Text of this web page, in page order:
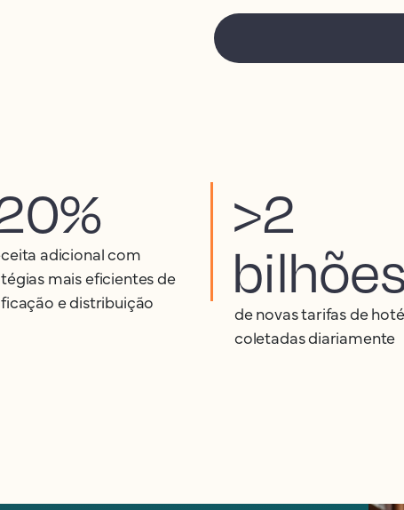
adicional com
mais eficientes de
e distribuição
>2
de novas tarifas de
coletadas diariamente